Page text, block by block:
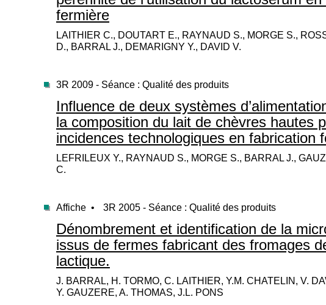
fermière
LAITHIER C., DOUTART E., RAYNAUD S., MORGE S.,
D., BARRAL J., DEMARIGNY Y., DAVID V.
3R 2009 - Séance : Qualité des produits
Influence de deux systèmes
la composition du lait de chèvres hautes
incidences technologiques en fabrication
LEFRILEUX Y., RAYNAUD S., MORGE S., BARRAL J.,
C.
Affiche • 3R 2005 - Séance : Qualité des produits
Dénombrement et identification de la
issus de fermes fabricant des fromages
lactique.
J. BARRAL, H. TORMO, C. LAITHIER, Y.M. CHATELIN, V.
Y. GAUZERE, A. THOMAS, J.L. PONS